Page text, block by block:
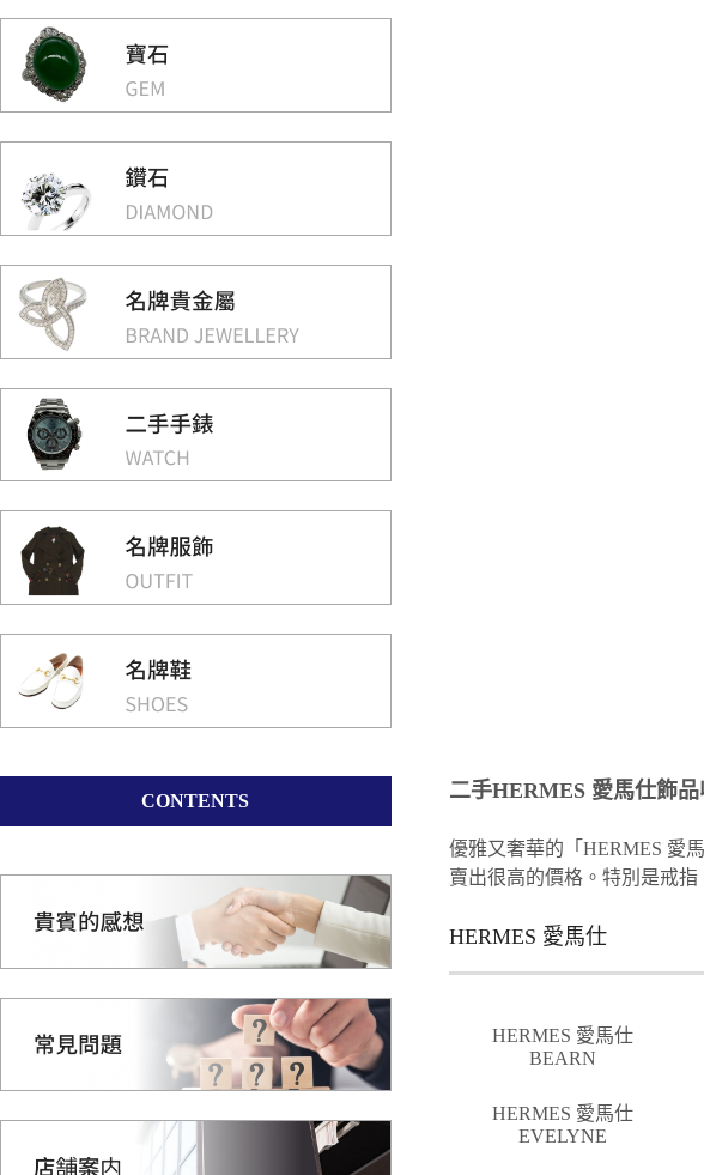
二手HERMES 愛馬仕飾
優雅又奢華的「HERMES 愛
賣出很高的價格。特別是戒
HERMES 愛馬仕
HERMES 愛馬仕
BEARN
HERMES 愛馬仕
EVELYNE
CONTENTS